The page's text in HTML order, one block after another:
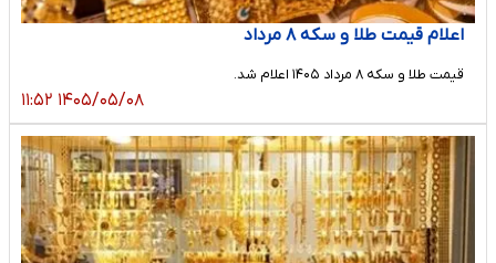
اعلام قیمت طلا و سکه ۸ مرداد
قیمت طلا ‌و سکه ۸ مرداد ۱۴۰۵ اعلام شد.
۱۴۰۵/۰۵/۰۸ ۱۱:۵۲